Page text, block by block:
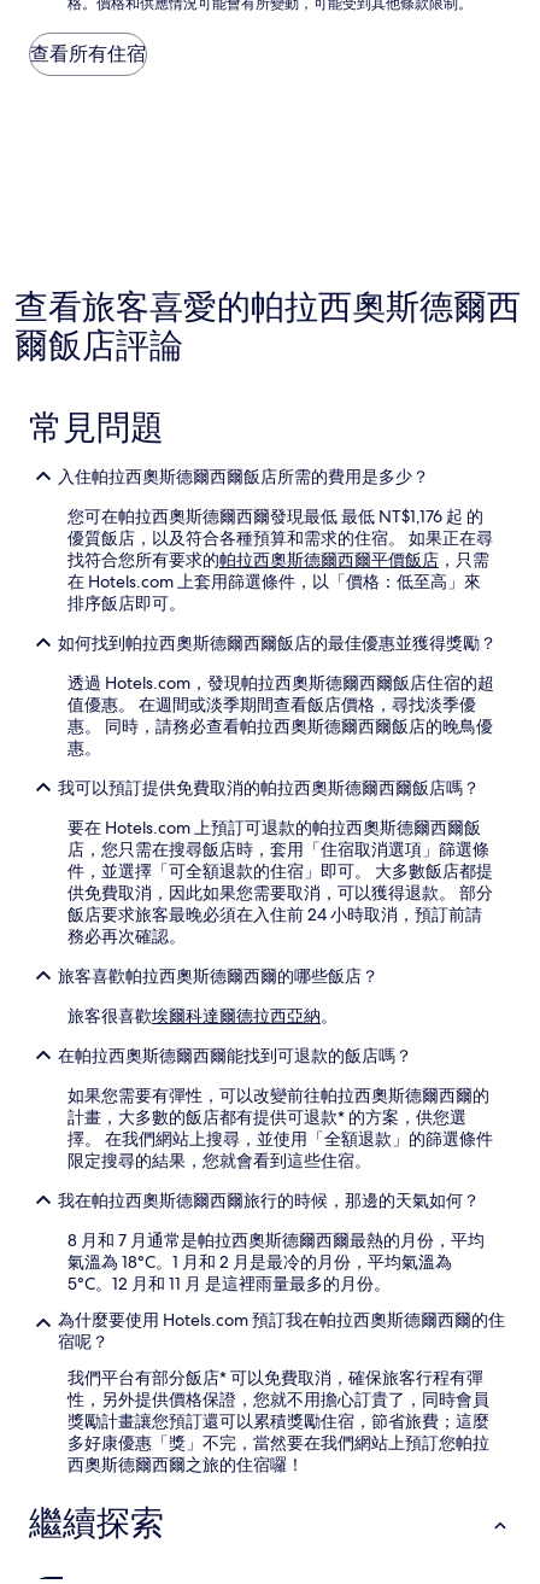
則
評
論)
晚
價
以
2
位
成
宿
為
的
應
動，
受
制。
查看所有住宿
查看旅客喜愛的帕拉西奧斯德爾西
爾飯店評論
常見問題
入住帕拉西奧斯德爾西爾飯店所需的費用是多少？
您可在帕拉西奧斯德爾西爾發現最低 最低 NT$1,176 起 的
優質飯店，以及符合各種預算和需求的住宿。 如果正在尋
找符合您所有要求的帕拉西奧斯德爾西爾平價飯店 ，只需
在 Hotels.com 上套用篩選條件，以「價格：低至高」來
排序飯店即可。
如何找到帕拉西奧斯德爾西爾飯店的最佳優惠並獲得獎勵？
透過 Hotels.com，發現帕拉西奧斯德爾西爾飯店住宿的超
值優惠。 在週間或淡季期間查看飯店價格，尋找淡季優
惠。 同時，請務必查看帕拉西奧斯德爾西爾飯店的晚鳥優
惠。
我可以預訂提供免費取消的帕拉西奧斯德爾西爾飯店嗎？
要在 Hotels.com 上預訂可退款的帕拉西奧斯德爾西爾飯
店，您只需在搜尋飯店時，套用「住宿取消選項」篩選條
件，並選擇「可全額退款的住宿」即可。 大多數飯店都提
供免費取消，因此如果您需要取消，可以獲得退款。 部分
飯店要求旅客最晚必須在入住前 24 小時取消，預訂前請
務必再次確認。
旅客喜歡帕拉西奧斯德爾西爾的哪些飯店？
旅客很喜歡埃爾科達爾德拉西亞納。
在帕拉西奧斯德爾西爾能找到可退款的飯店嗎？
如果您需要有彈性，可以改變前往帕拉西奧斯德爾西爾的
計畫，大多數的飯店都有提供可退款* 的方案，供您選
擇。 在我們網站上搜尋，並使用「全額退款」的篩選條件
限定搜尋的結果，您就會看到這些住宿。
我在帕拉西奧斯德爾西爾旅行的時候，那邊的天氣如何？
8 月和 7 月通常是帕拉西奧斯德爾西爾最熱的月份，平均
氣溫為 18°C。1 月和 2 月是最冷的月份，平均氣溫為
5°C。12 月和 11 月 是這裡雨量最多的月份。
為什麼要使用 Hotels.com 預訂我在帕拉西奧斯德爾西爾的住
宿呢？
我們平台有部分飯店* 可以免費取消，確保旅客行程有彈
性，另外提供價格保證，您就不用擔心訂貴了，同時會員
獎勵計畫讓您預訂還可以累積獎勵住宿，節省旅費；這麼
多好康優惠「獎」不完，當然要在我們網站上預訂您帕拉
西奧斯德爾西爾之旅的住宿囉！
繼續探索